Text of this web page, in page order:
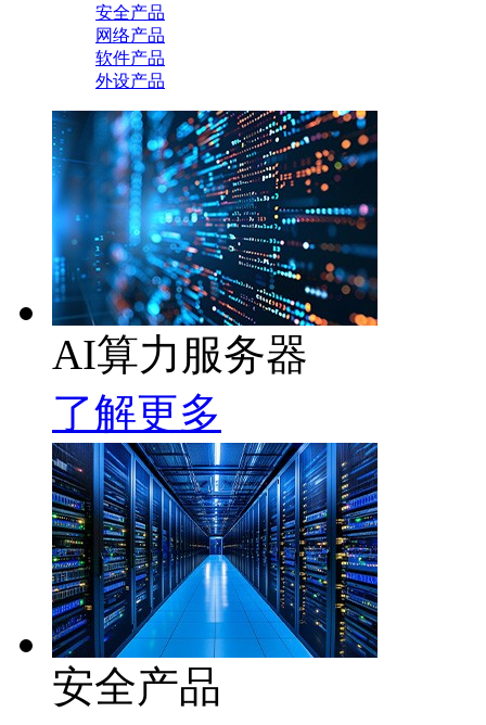
安全产品
网络产品
软件产品
外设产品
AI算力服务器
了解更多
安全产品